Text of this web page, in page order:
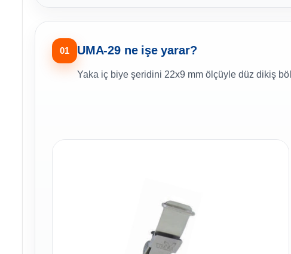
01 UMA-29 ne işe yarar?
Yaka iç biye şeridini 22x9 mm ölçüyle düz dikiş